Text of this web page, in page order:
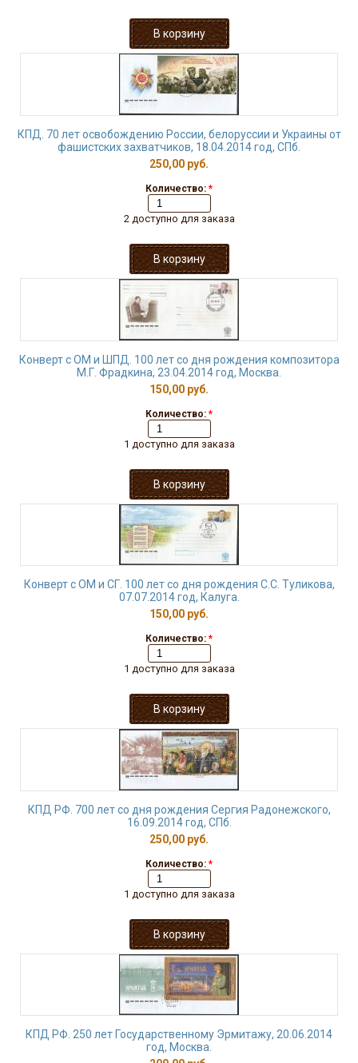
КПД. 70 лет освобождению России, белоруссии и Украины от
фашистских захватчиков, 18.04.2014 год, СПб.
250,00 руб.
Количество: *
2 доступно для заказа
Конверт с ОМ и ШПД. 100 лет со дня рождения композитора
М.Г. Фрадкина, 23.04.2014 год, Москва.
150,00 руб.
Количество: *
1 доступно для заказа
Конверт с ОМ и СГ. 100 лет со дня рождения С.С. Туликова,
07.07.2014 год, Калуга.
150,00 руб.
Количество: *
1 доступно для заказа
КПД РФ. 700 лет со дня рождения Сергия Радонежского,
16.09.2014 год, СПб.
250,00 руб.
Количество: *
1 доступно для заказа
КПД РФ. 250 лет Государственному Эрмитажу, 20.06.2014
год, Москва.